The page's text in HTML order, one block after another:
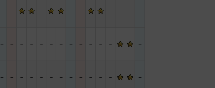
－ － － － － － － － －
－ － － － － － － － － － － － －
－ － － － － － － － － － － － －